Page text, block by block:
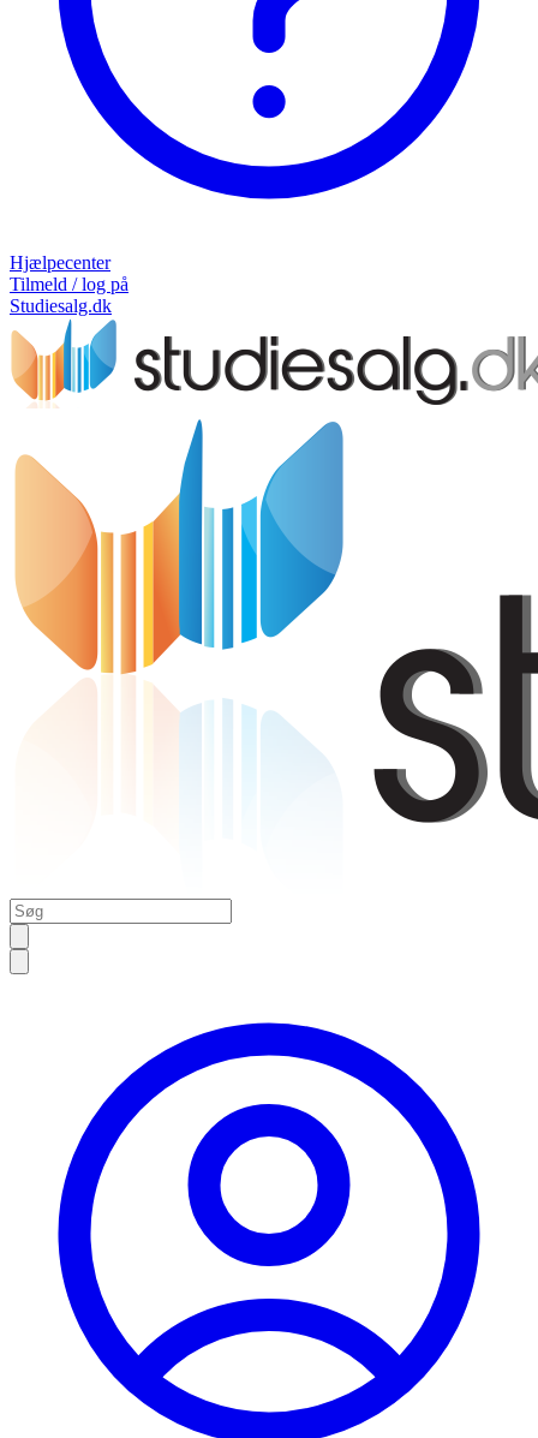
Hjælpecenter
Tilmeld / log på
Studiesalg.dk